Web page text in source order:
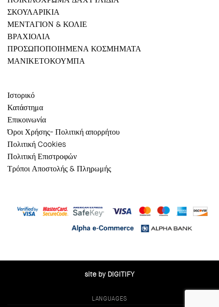
ΣΚΟΥΛΑΡΙΚΙΑ
ΜΕΝΤΑΓΙΟΝ & ΚΟΛΙΕ
ΒΡΑΧΙΟΛΙΑ
ΠΡΟΣΩΠΟΠΟΙΗΜΕΝΑ ΚΟΣΜΗΜΑΤΑ
ΜΑΝΙΚΕΤΟΚΟΥΜΠΑ
Ιστορικό
Κατάστημα
Επικοινωνία
Όροι Χρήσης- Πολιτική απορρήτου
Πολιτική Cookies
Πολιτική Επιστροφών
Τρόποι Αποστολής & Πληρωμής
site by DIGITIFY
LANGUAGES